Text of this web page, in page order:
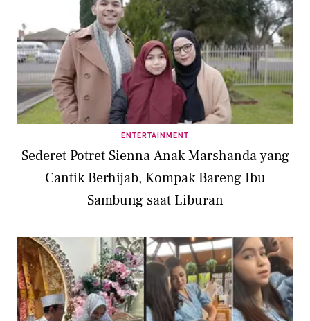
ENTERTAINMENT
Sederet Potret Sienna Anak Marshanda yang
Cantik Berhijab, Kompak Bareng Ibu
Sambung saat Liburan